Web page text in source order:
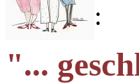
:
"...